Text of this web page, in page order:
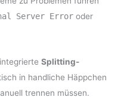
Server Error oder
integrierteSplitting-
in handliche Häppchen
trennen müssen.